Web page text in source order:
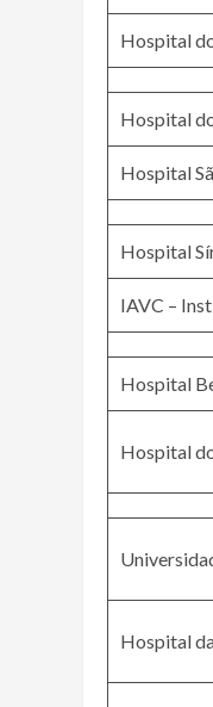
Hospital
Hospital
Hospital
Hospital
IAVC –
Hospital
Hospital
Hospital